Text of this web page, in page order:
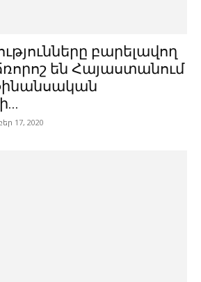
բարելավող
են Հայաստանում
17, 2020